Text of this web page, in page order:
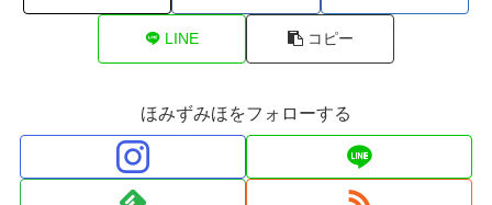
LINE コピー
ほみずみほをフォローする